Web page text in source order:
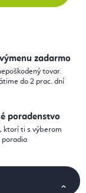
zadarmo
tovar.
do 2 prac. dní
poradenstvo
ktorí ti s výberom
poradia